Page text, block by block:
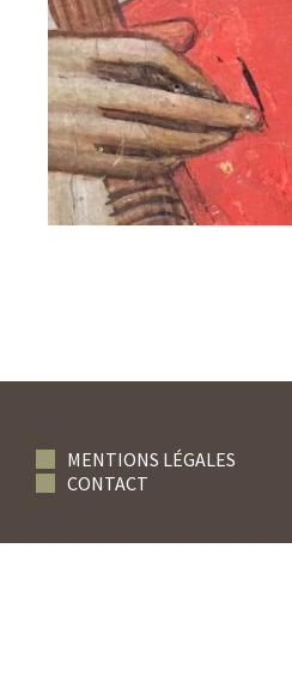
MENTIONS LÉGALES
CONTACT